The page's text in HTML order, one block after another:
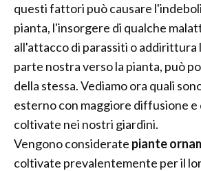
questi fattori può causare
pianta, l'insorgere di qualche
all'attacco di parassiti o addirittura
parte nostra verso la pianta, può
della stessa. Vediamo ora quali
esterno con maggiore diffusione e
coltivate nei nostri giardini.
Vengono considerate piante
coltivate prevalentemente per il